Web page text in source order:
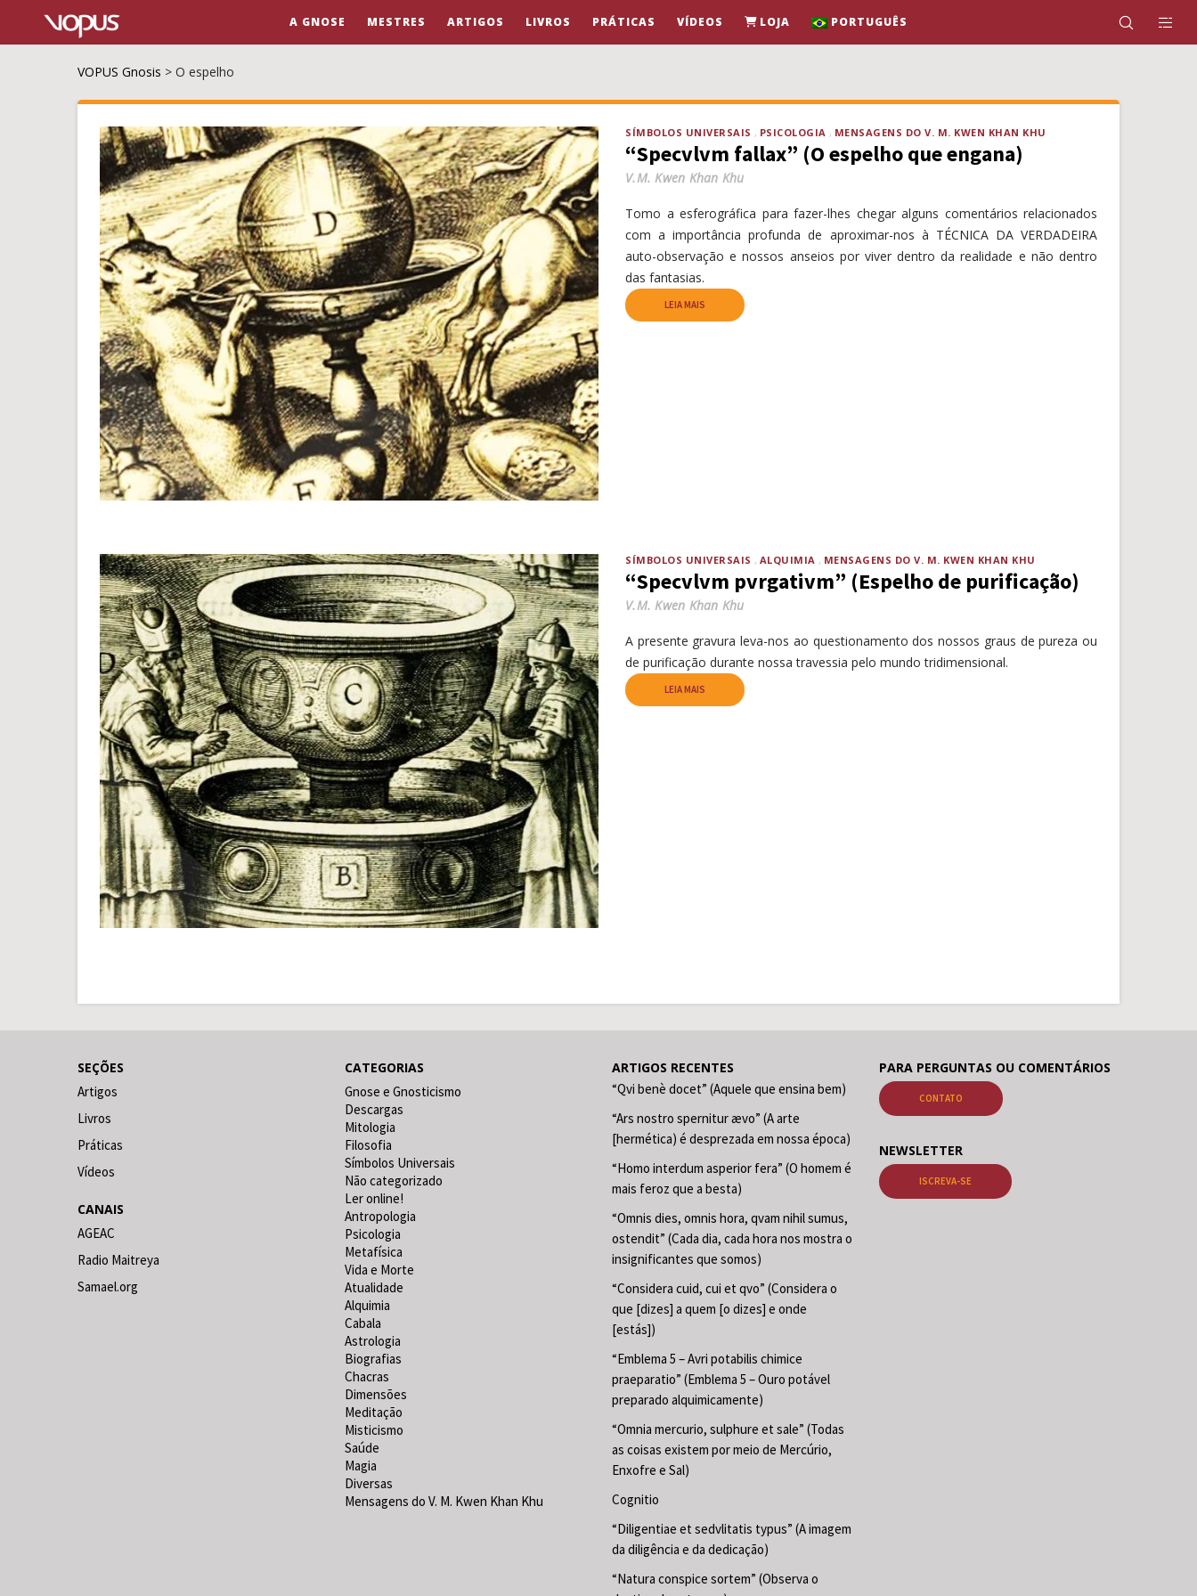
A GNOSE MESTRES ARTIGOS LIVROS PRÁTICAS VÍDEOS LOJA PORTUGUÊS
VOPUS Gnosis > O espelho
SÍMBOLOS UNIVERSAIS PSICOLOGIA MENSAGENS DO V. M. KWEN KHAN KHU
“Specvlvm fallax” (O espelho que engana)
V.M. Kwen Khan Khu
Tomo a esferográfica para fazer-lhes chegar alguns comentários relacionados
com a importância profunda de aproximar-nos à TÉCNICA DA VERDADEIRA
auto-observação e nossos anseios por viver dentro da realidade e não dentro
das fantasias.
LEIA MAIS
SÍMBOLOS UNIVERSAIS ALQUIMIA MENSAGENS DO V. M. KWEN KHAN KHU
“Specvlvm pvrgativm” (Espelho de purificação)
V.M. Kwen Khan Khu
A presente gravura leva-nos ao questionamento dos nossos graus de pureza ou
de purificação durante nossa travessia pelo mundo tridimensional.
LEIA MAIS
SEÇÕES
Artigos
Livros
Práticas
Vídeos
CANAIS
AGEAC
Radio Maitreya
Samael.org
CATEGORIAS
Gnose e Gnosticismo
Descargas
Mitologia
Filosofia
Símbolos Universais
Não categorizado
Ler online!
Antropologia
Psicologia
Metafísica
Vida e Morte
Atualidade
Alquimia
Cabala
Astrologia
Biografias
Chacras
Dimensões
Meditação
Misticismo
Saúde
Magia
Diversas
Mensagens do V. M. Kwen Khan Khu
ARTIGOS RECENTES
“Qvi benè docet” (Aquele que ensina bem)
“Ars nostro spernitur ævo” (A arte
[hermética) é desprezada em nossa época)
“Homo interdum asperior fera” (O homem é
mais feroz que a besta)
“Omnis dies, omnis hora, qvam nihil sumus,
ostendit” (Cada dia, cada hora nos mostra o
insignificantes que somos)
“Considera cuid, cui et qvo” (Considera o
que [dizes] a quem [o dizes] e onde
[estás])
“Emblema 5 – Avri potabilis chimice
praeparatio” (Emblema 5 – Ouro potável
preparado alquimicamente)
“Omnia mercurio, sulphure et sale” (Todas
as coisas existem por meio de Mercúrio,
Enxofre e Sal)
Cognitio
“Diligentiae et sedvlitatis typus” (A imagem
da diligência e da dedicação)
“Natura conspice sortem” (Observa o
PARA PERGUNTAS OU COMENTÁRIOS
CONTATO
NEWSLETTER
ISCREVA-SE